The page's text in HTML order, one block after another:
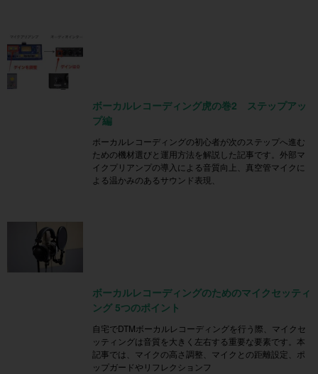
ボーカルレコーディング虎の巻2 ステップアッ
プ編
ボーカルレコーディングの初心者が次のステップへ進む
ための機材選びと運用方法を解説した記事です。外部マ
イクプリアンプの導入による音質向上、真空管マイクに
よる温かみのあるサウンド表現、
ボーカルレコーディングのためのマイクセッティ
ング 5つのポイント
自宅でDTMボーカルレコーディングを行う際、マイクセ
ッティングは音質を大きく左右する重要な要素です。本
記事では、マイクの高さ調整、マイクとの距離設定、ポ
ップガードやリフレクションフ